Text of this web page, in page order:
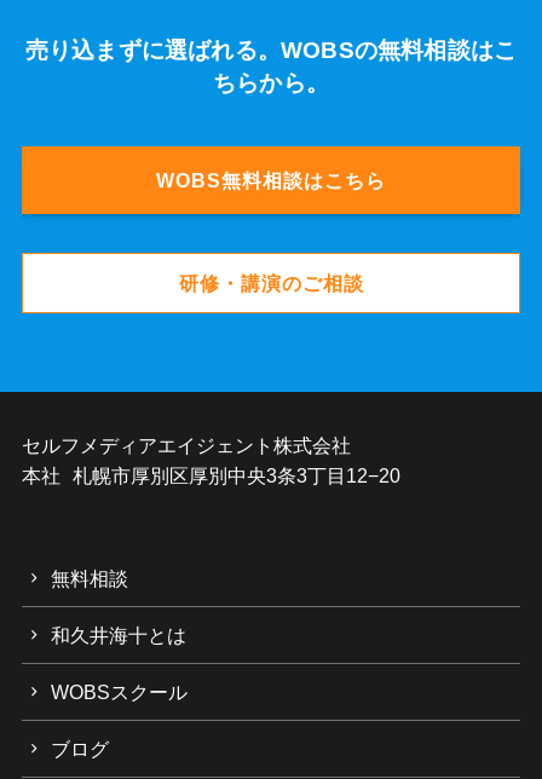
売り込まずに選ばれる。WOBSの無料相談はこ
ちらから。
WOBS無料相談はこちら
研修・講演のご相談
セルフメディアエイジェント株式会社
本社 札幌市厚別区厚別中央3条3丁目12−20
無料相談
和久井海十とは
WOBSスクール
ブログ